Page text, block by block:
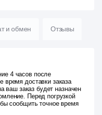
и обмен Отзывы
4 часов после
время доставки заказа
ваш заказ будет назначен
Перед погрузкой
сообщить точное время